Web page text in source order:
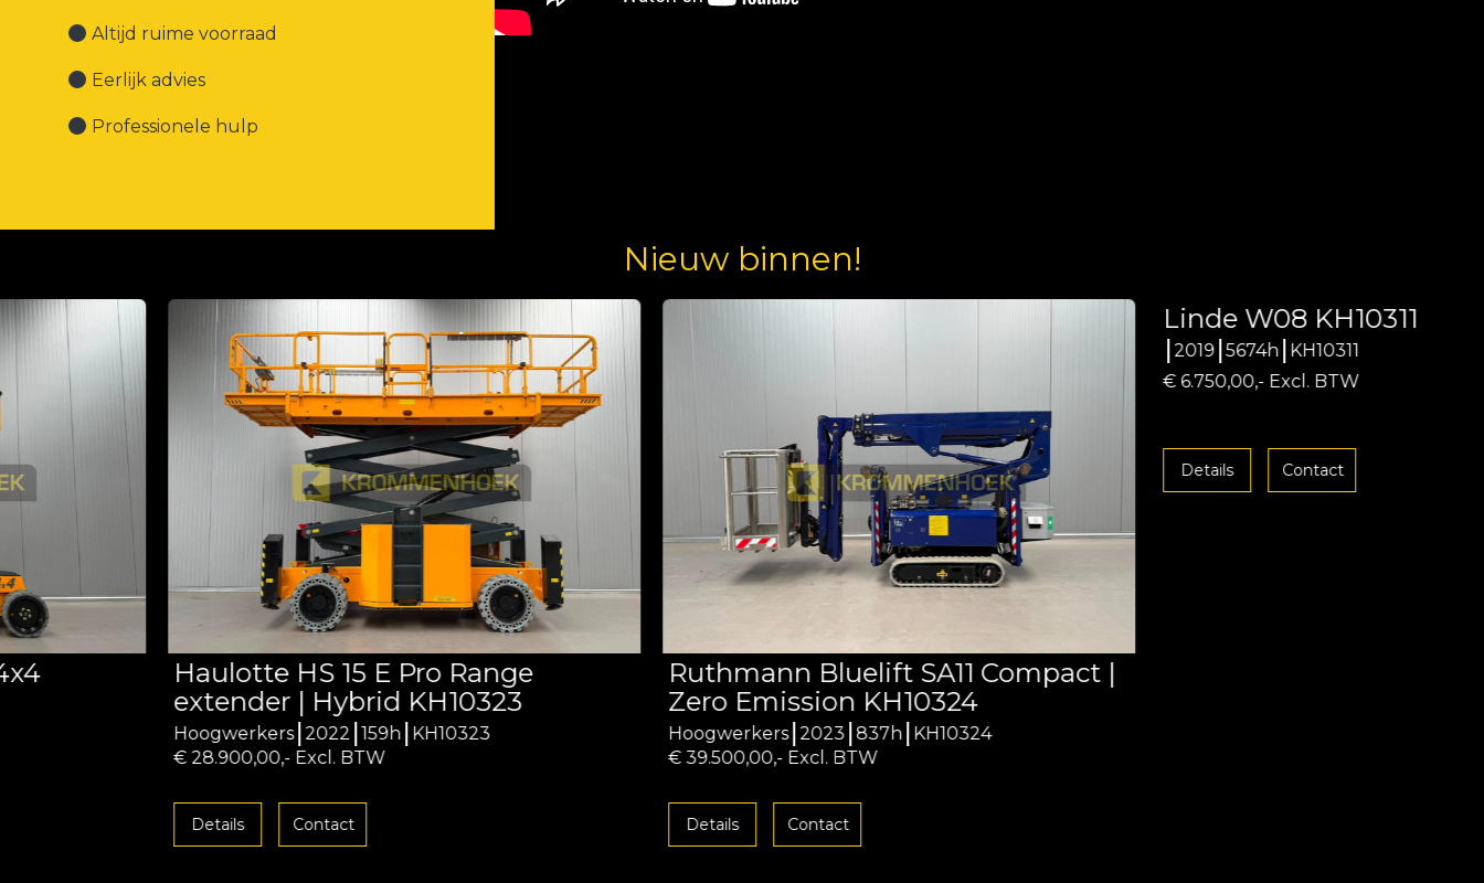
Altijd ruime voorraad
Eerlijk advies
Professionele hulp
Nieuw binnen!
Haulotte HS 15 E Pro Range
extender | Hybrid KH10323
2022 159h KH10323
€ 28.900,00,- Excl. BTW
Contact
Ruthmann Bluelift SA11 Compact |
Zero Emission KH10324
2023 837h KH10324
€ 39.500,00,- Excl. BTW
Contact
Linde W08 KH10311
KH10311
€ 6.750,00,- Excl. BTW
Details Contact